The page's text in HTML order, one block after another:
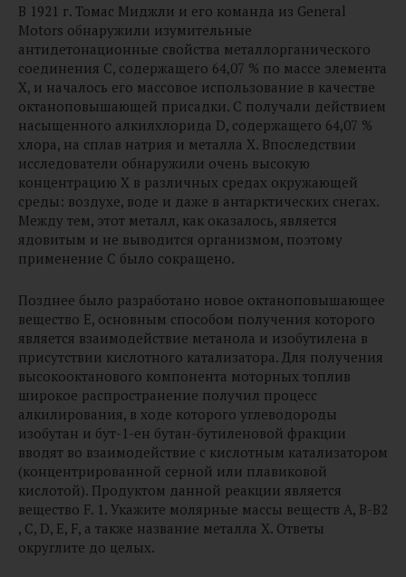
В 1921 г. Томас Миджли и его команда из General
Motors обнаружили изумительные
антидетонационные свойства металлорганического
соединения C, содержащего 64,07 % по массе элемента
Х, и началось его массовое использование в качестве
октаноповышающей присадки. C получали действием
насыщенного алкилхлорида D, содержащего 64,07 %
хлора, на сплав натрия и металла X. Впоследствии
исследователи обнаружили очень высокую
концентрацию X в различных средах окружающей
среды: воздухе, воде и даже в антарктических снегах.
Между тем, этот металл, как оказалось, является
ядовитым и не выводится организмом, поэтому
применение С было сокращено.
Позднее было разработано новое октаноповышающее
вещество E, основным способом получения которого
является взаимодействие метанола и изобутилена в
присутствии кислотного катализатора. Для получения
высокооктанового компонента моторных топлив
широкое распространение получил процесс
алкилирования, в ходе которого углеводороды
изобутан и бут-1-ен бутан-бутиленовой фракции
вводят во взаимодействие с кислотным катализатором
(концентрированной серной или плавиковой
кислотой). Продуктом данной реакции является
вещество F. 1. Укажите молярные массы веществ A, B-B2
, C, D, E, F, а также название металла X. Ответы
округлите до целых.